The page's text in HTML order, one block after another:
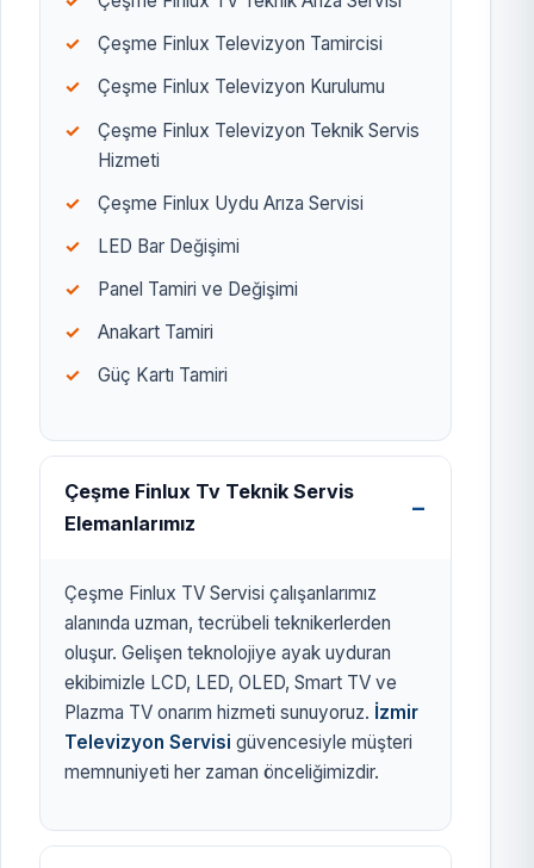
Çeşme Finlux Televizyon Tamircisi
Çeşme Finlux Televizyon Kurulumu
Çeşme Finlux Televizyon Teknik Servis
Hizmeti
Çeşme Finlux Uydu Arıza Servisi
LED Bar Değişimi
Panel Tamiri ve Değişimi
Anakart Tamiri
Güç Kartı Tamiri
Çeşme Finlux Tv Teknik Servis
Elemanlarımız
Çeşme Finlux TV Servisi çalışanlarımız
alanında uzman, tecrübeli teknikerlerden
oluşur. Gelişen teknolojiye ayak uyduran
ekibimizle LCD, LED, OLED, Smart TV ve
Plazma TV onarım hizmeti sunuyoruz. İzmir
Televizyon Servisi güvencesiyle müşteri
memnuniyeti her zaman önceliğimizdir.